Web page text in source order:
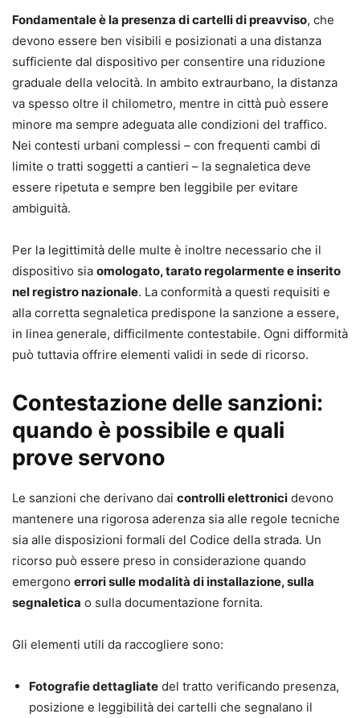
Fondamentale è la presenza di cartelli di preavviso, che
devono essere ben visibili e posizionati a una distanza
sufficiente dal dispositivo per consentire una riduzione
graduale della velocità. In ambito extraurbano, la distanza
va spesso oltre il chilometro, mentre in città può essere
minore ma sempre adeguata alle condizioni del traffico.
Nei contesti urbani complessi – con frequenti cambi di
limite o tratti soggetti a cantieri – la segnaletica deve
essere ripetuta e sempre ben leggibile per evitare
ambiguità.
Per la legittimità delle multe è inoltre necessario che il
dispositivo sia omologato, tarato regolarmente e inserito
nel registro nazionale. La conformità a questi requisiti e
alla corretta segnaletica predispone la sanzione a essere,
in linea generale, difficilmente contestabile. Ogni difformità
può tuttavia offrire elementi validi in sede di ricorso.
Contestazione delle sanzioni:
quando è possibile e quali
prove servono
Le sanzioni che derivano dai controlli elettronici devono
mantenere una rigorosa aderenza sia alle regole tecniche
sia alle disposizioni formali del Codice della strada. Un
ricorso può essere preso in considerazione quando
emergono errori sulle modalità di installazione, sulla
segnaletica o sulla documentazione fornita.
Gli elementi utili da raccogliere sono:
Fotografie dettagliate del tratto verificando presenza,
posizione e leggibilità dei cartelli che segnalano il